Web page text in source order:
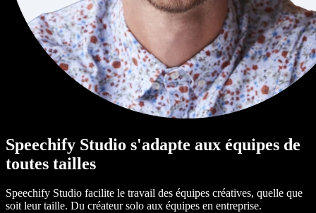
Speechify Studio s'adapte aux équipes de
toutes tailles
Speechify Studio facilite le travail des équipes créatives, quelle que
soit leur taille. Du créateur solo aux équipes en entreprise.